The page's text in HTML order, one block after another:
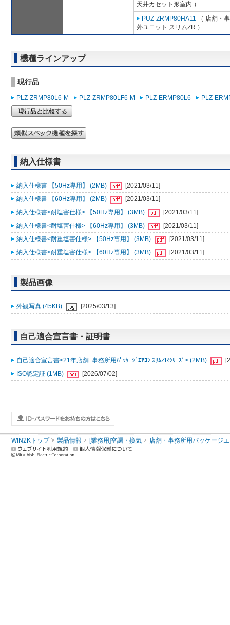
天井カセット形室内 ）
PUZ-ZRMP80HA11 （ 店舗・
外ユニット スリムZR ）
機種ラインアップ
現行品
PLZ-ZRMP80L6-M PLZ-ZRMP80LF6-M PLZ-ERMP80L6 PLZ-
納入仕様書
納入仕様書 【50Hz専用】 (2MB)
[2021/03/11]
納入仕様書 【60Hz専用】 (2MB)
[2021/03/11]
納入仕様書<耐塩害仕様> 【50Hz専用】 (3MB)
[2021/03/11]
納入仕様書<耐塩害仕様> 【60Hz専用】 (3MB)
[2021/03/11]
納入仕様書<耐重塩害仕様> 【50Hz専用】 (3MB)
[2021/03/11]
納入仕様書<耐重塩害仕様> 【60Hz専用】 (3MB)
[2021/03/11]
製品画像
外観写真 (45KB) [2025/03/13]
自己適合宣言書・証明書
自己適合宣言書<21年店舗･事務所用ﾊﾟｯｹｰｼﾞｴｱｺﾝ ｽﾘﾑZRｼﾘｰｽﾞ> (2MB)
ISO認定証 (1MB)
[2026/07/02]
WIN2Kトップ 製品情報 [業務用]空調・換気 店舗・事務所用パッケージ